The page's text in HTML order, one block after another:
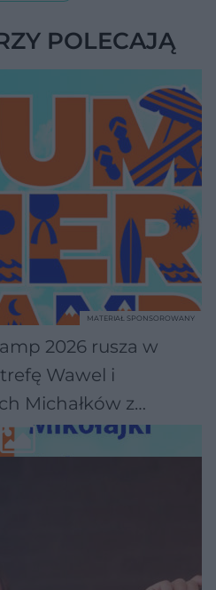
POLECAJĄ
2026 rusza w
Wawel i
Michałków z
MATERIAŁ SPONSOROWANY